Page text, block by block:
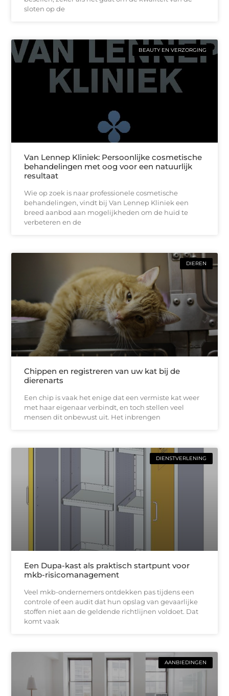
sloten op de
BEAUTY EN VERZORGING
Van Lennep Kliniek: Persoonlijke cosmetische
behandelingen met oog voor een natuurlijk
resultaat
Wie op zoek is naar professionele cosmetische
behandelingen, vindt bij Van Lennep Kliniek een
breed aanbod aan mogelijkheden om de huid te
verbeteren en de
DIEREN
Chippen en registreren van uw kat bij de
dierenarts
Een chip is vaak het enige dat een vermiste kat weer
met haar eigenaar verbindt, en toch stellen veel
mensen dit onbewust uit. Het inbrengen
DIENSTVERLENING
Een Dupa-kast als praktisch startpunt voor
mkb-risicomanagement
Veel mkb-ondernemers ontdekken pas tijdens een
controle of een audit dat hun opslag van gevaarlijke
stoffen niet aan de geldende richtlijnen voldoet. Dat
komt vaak
AANBIEDINGEN